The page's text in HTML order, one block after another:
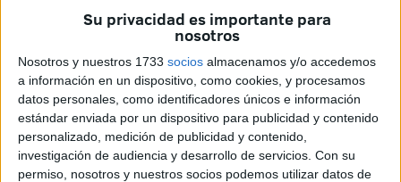
Su privacidad es importante para
nosotros
Nosotros y nuestros 1733 socios almacenamos y/o accedemos
a información en un dispositivo, como cookies, y procesamos
datos personales, como identificadores únicos e información
estándar enviada por un dispositivo para publicidad y contenido
personalizado, medición de publicidad y contenido,
investigación de audiencia y desarrollo de servicios. Con su
permiso, nosotros y nuestros socios podemos utilizar datos de
FRS de la línea entre Ceuta-Algeciras-Ceuta que se
produjo el pasado sábado, a pesar de la advertencia que
se les había hecho por parte de la Capitanía Marítima.
Ahora hará falta ver cual es la decisión que a este respecto
se tomar por la propia Dirección General, porque desde la
autoridad marítima se consideró que no había motivo
suficiente.
Indicar que luego el mismo sábado, una vez que se